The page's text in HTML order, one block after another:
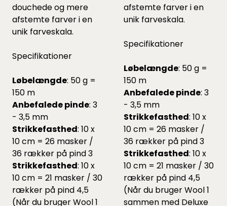
douchede og mere
afstemte farver i en
unik farveskala.
Specifikationer
Løbelængde: 50 g =
150 m
Anbefalede pinde: 3
- 3,5 mm
Strikkefasthed: 10 x
10 cm = 26 masker /
36 rækker på pind 3
Strikkefasthed: 10 x
10 cm = 21 masker / 30
rækker på pind 4,5
(Når du bruger Wool 1
afstemte farver i en
unik farveskala.
Specifikationer
Løbelængde: 50 g =
150 m
Anbefalede pinde: 3
- 3,5 mm
Strikkefasthed: 10 x
10 cm = 26 masker /
36 rækker på pind 3
Strikkefasthed: 10 x
10 cm = 21 masker / 30
rækker på pind 4,5
(Når du bruger Wool 1
sammen med Deluxe